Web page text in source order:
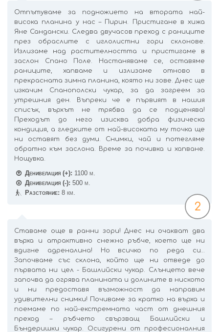
Отпътуваме за подножието на втората най-
висока планина у нас – Пирин. Пристигане в хижа
Яне Сандански. Следва двучасов преход с раниците
през обраслите с иглолистни гори склонове.
Излизаме над растителността и пристигаме в
заслон Спано Поле. Настаняваме се, оставяме
раниците, хапваме и излизаме отново в
прекрасната зимна планина, която ни зове. Днес ще
изкачим Спанополски чукар, за да загреем за
утрешния ден. Въпреки че е първият в нашия
списък, върхът не трябва да се подценява!
Преходът до него изисква добра физическа
кондиция, а гледките от най-високата му точка ще
ни оставят без думи. Снимки, чай и потегляме
обратно към заслона. Време за почивка и хапване.
Нощувка.
Денивелация (+): 1100 м.
Денивелация (-): 500 м.
Разстояние: 8 км.
2
Ставаме още в ранни зори! Днес ни очакват два
върха и атрактивно снежно ръбче, което ще ни
вдигне адреналина! Но всичко по реда си…
Започваме със склона, който ще ни отведе до
първата ни цел - Башлийски чукар. Слънцето вече
започва да огрява планината и долините в ниското
и ни предоставя възможност да направим
удивителни снимки! Почиваме за кратко на върха и
поемаме по най-екстремната част от днешния
преход – ръбчето свързващ Башлийски и
Бъндеришки чукар. Осигурени от професионалния